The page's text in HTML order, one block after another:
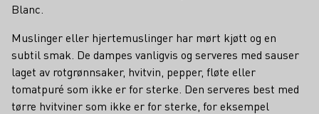
Blanc.
Muslinger eller hjertemuslinger har mørt kjøtt og en
subtil smak. De dampes vanligvis og serveres med sauser
laget av rotgrønnsaker, hvitvin, pepper, fløte eller
tomatpuré som ikke er for sterke. Den serveres best med
tørre hvitviner som ikke er for sterke, for eksempel